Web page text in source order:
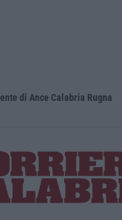
di Ance Calabria Rugna